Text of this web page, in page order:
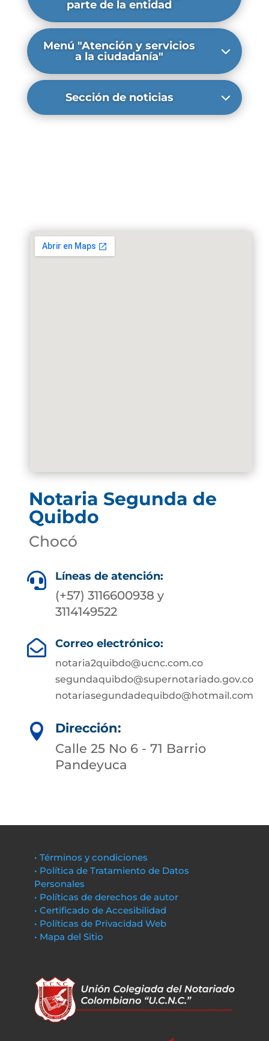
parte de la entidad
Menú "Atención y servicios
a la ciudadanía"
Sección de noticias
Notaria Segunda de
Quibdo
Chocó
 Líneas de atención:
(+57) 3116600938 y
3114149522
 Correo electrónico:
notaria2quibdo@ucnc.com.co
segundaquibdo@supernotariado.gov.co
notariasegundadequibdo@hotmail.com

Dirección:
Calle 25 No 6 - 71 Barrio
Pandeyuca
• Términos y condiciones
• Política de Tratamiento de Datos
Personales
• Políticas de derechos de autor
• Certificado de Accesibilidad
• Políticas de Privacidad Web
• Mapa del Sitio